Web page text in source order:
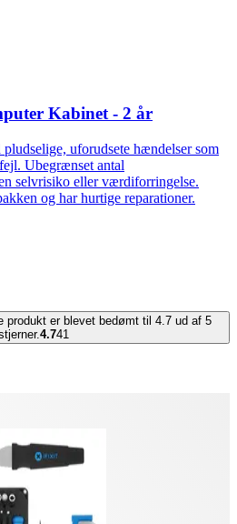
Kabinet - 2 år
uforudsete hændelser som
Ubegrænset antal
selvrisiko eller værdiforringelse.
og har hurtige reparationer.
produkt er blevet bedømt til 4.7 ud af 5
4.741